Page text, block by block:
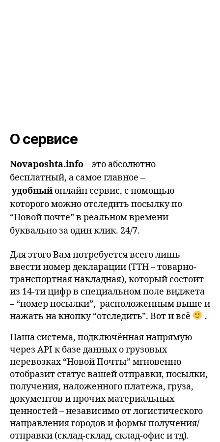
О сервисе
Novaposhta.info– это абсолютно
бесплатный, а самое главное –
удобныйонлайн сервис, с помощью
которого можно отследить посылку по
“Новой почте” в реальном времени
буквально за один клик. 24/7.
Для этого Вам потребуется всего лишь
ввести номер декларации (ТТН – товарно-
транспортная накладная), который состоит
из 14-ти цифр в специальном поле виджета
– “номер посылки”, расположенным выше и
нажать на кнопку “отследить”. Вот и всё
.
Наша система, подключённая напрямую
через API к базе данных о грузовых
перевозках “Новой Почты” мгновенно
отобразит статус вашей отправки, посылки,
получения, наложенного платежа, груза,
документов и прочих материальных
ценностей – независимо от логистического
направления городов и формы получения/
отправки (склад-склад, склад-офис и тд).